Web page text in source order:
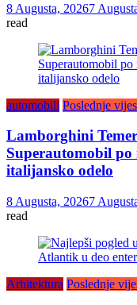
8 Augusta, 20267
read
automobili Poslednje
Lamborghini
Superautomobil
italijansko odelo
8 Augusta, 20267
read
Arhitektura Poslednje